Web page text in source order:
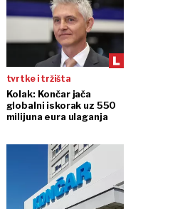
tvrtke i tržišta
Kolak: Končar jača
globalni iskorak uz 550
milijuna eura ulaganja